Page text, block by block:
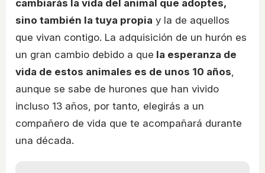
cambiarás la vida del animal que adoptes,
sino también la tuya propia y la de aquellos
que vivan contigo. La adquisición de un hurón es
un gran cambio debido a que la esperanza de
vida de estos animales es de unos 10 años,
aunque se sabe de hurones que han vivido
incluso 13 años, por tanto, elegirás a un
compañero de vida que te acompañará durante
una década.